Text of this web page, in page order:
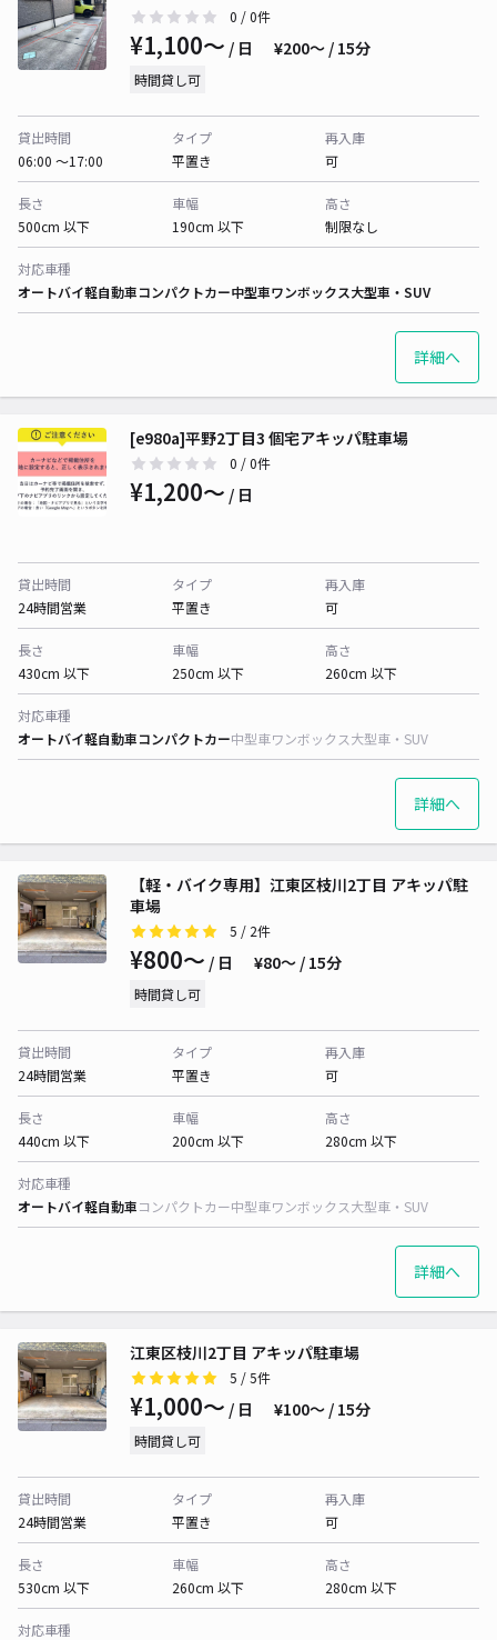
0 / 0件
¥1,100〜 / 日 ¥200〜 / 15分
時間貸し可
貸出時間
06:00 〜17:00
タイプ
平置き
再入庫
可
長さ
500cm 以下
車幅
190cm 以下
高さ
制限なし
対応車種
オートバイ軽自動車コンパクトカー中型車ワンボックス大型車・SUV
詳細へ
[e980a]平野2丁目3 個宅アキッパ駐車場
0 / 0件
¥1,200〜 / 日
貸出時間
24時間営業
タイプ
平置き
再入庫
可
長さ
430cm 以下
車幅
250cm 以下
高さ
260cm 以下
対応車種
オートバイ軽自動車コンパクトカー中型車ワンボックス大型車・SUV
詳細へ
【軽・バイク専用】江東区枝川2丁目 アキッパ駐
車場
5 / 2件
¥800〜 / 日 ¥80〜 / 15分
時間貸し可
貸出時間
24時間営業
タイプ
平置き
再入庫
可
長さ
440cm 以下
車幅
200cm 以下
高さ
280cm 以下
対応車種
オートバイ軽自動車コンパクトカー中型車ワンボックス大型車・SUV
詳細へ
江東区枝川2丁目 アキッパ駐車場
5 / 5件
¥1,000〜 / 日 ¥100〜 / 15分
時間貸し可
貸出時間
24時間営業
タイプ
平置き
再入庫
可
長さ
530cm 以下
車幅
260cm 以下
高さ
280cm 以下
対応車種